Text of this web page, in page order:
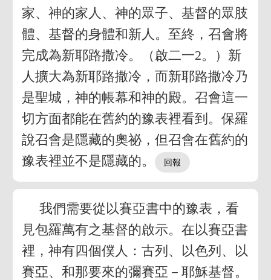
家、神的家人、神的眾子、基督的眾肢
體、基督的身體和新人。至終，召會將
完成為新耶路撒冷。（啟二一2。）新
人擴大為新耶路撒冷，而新耶路撒冷乃
是聖城，神的帳幕和神的殿。召會這一
切方面都能在舊約的豫表裡看到。保羅
說召會是隱藏的奧祕，但召會在舊約的
豫表裡並不是隱藏的。
我們需要從以賽亞書中的豫表，看
見包羅萬有之基督的啟示。在以賽亞書
裡，神有四個僕人：古列、以色列、以
賽亞、和那要來的彌賽亞－耶穌基督。